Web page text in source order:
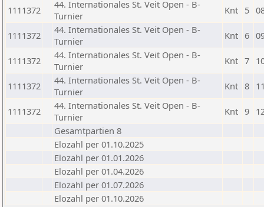
1111372
44. Internationales St. Veit Open - B-
Turnier
Knt 5
1111372
44. Internationales St. Veit Open - B-
Turnier
Knt 6
1111372
44. Internationales St. Veit Open - B-
Turnier
Knt 7
1111372
44. Internationales St. Veit Open - B-
Turnier
Knt 8
1111372
44. Internationales St. Veit Open - B-
Turnier
Knt 9
Gesamtpartien 8
Elozahl per 01.10.2025
Elozahl per 01.01.2026
Elozahl per 01.04.2026
Elozahl per 01.07.2026
Elozahl per 01.10.2026